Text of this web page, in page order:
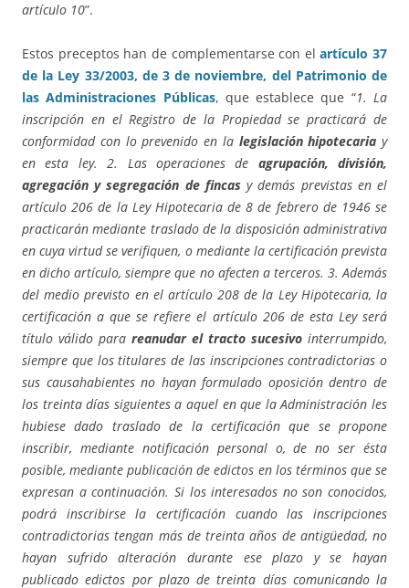
artículo 10”.
Estos preceptos han de complementarse con elartículo 37
de la Ley 33/2003, de 3 de noviembre, del Patrimonio de
las Administraciones Públicas, que establece que “1. La
inscripción en el Registro de la Propiedad se practicará de
conformidad con lo prevenido en la legislación hipotecaria y
en esta ley. 2. Las operaciones de agrupación, división,
agregación y segregación de fincas y demás previstas en el
artículo 206 de la Ley Hipotecaria de 8 de febrero de 1946 se
practicarán mediante traslado de la disposición administrativa
en cuya virtud se verifiquen, o mediante la certificación prevista
en dicho artículo, siempre que no afecten a terceros. 3. Además
del medio previsto en el artículo 208 de la Ley Hipotecaria, la
certificación a que se refiere el artículo 206 de esta Ley será
título válido para reanudar el tracto sucesivo interrumpido,
siempre que los titulares de las inscripciones contradictorias o
sus causahabientes no hayan formulado oposición dentro de
los treinta días siguientes a aquel en que la Administración les
hubiese dado traslado de la certificación que se propone
inscribir, mediante notificación personal o, de no ser ésta
posible, mediante publicación de edictos en los términos que se
expresan a continuación. Si los interesados no son conocidos,
podrá inscribirse la certificación cuando las inscripciones
contradictorias tengan más de treinta años de antigüedad, no
hayan sufrido alteración durante ese plazo y se hayan
publicado edictos por plazo de treinta días comunicando la